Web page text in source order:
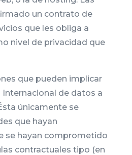
un contrato de
que les obliga a
nivel de privacidad que
que pueden implicar
Internacional de datos a
únicamente se
que hayan
se hayan comprometido
contractuales tipo (en